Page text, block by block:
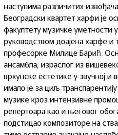
наступима различитих
Београдски квартет харфи је
факултету музичке уметности
руководством доајена харфе
професорке Милице Барић.
ансамбла, израслог из
врхунске естетике у звучној и
имало је за циљ
музике кроз интензивне
репертоара као и његовог
подстицао композиторе на